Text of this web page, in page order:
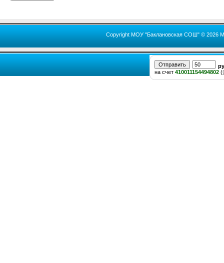
Copyright МОУ "Баклановская СОШ" © 2026
на счет 410011154494802 (